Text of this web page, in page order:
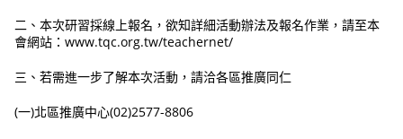
二、本次研習採線上報名，欲知詳細活動辦法及報名作業，請至本
會網站：www.tqc.org.tw/teachernet/
三、若需進一步了解本次活動，請洽各區推廣同仁
(一)北區推廣中心(02)2577-8806